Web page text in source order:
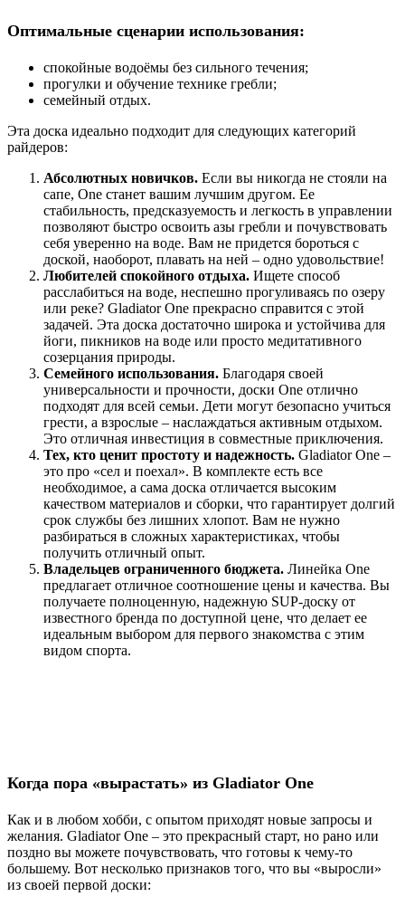
Оптимальные сценарии использования:
спокойные водоёмы без сильного течения;
прогулки и обучение технике гребли;
семейный отдых.
Эта доска идеально подходит для следующих категорий
райдеров:
Абсолютных новичков. Если вы никогда не стояли на
сапе, One станет вашим лучшим другом. Ее
стабильность, предсказуемость и легкость в управлении
позволяют быстро освоить азы гребли и почувствовать
себя уверенно на воде. Вам не придется бороться с
доской, наоборот, плавать на ней – одно удовольствие!
Любителей спокойного отдыха. Ищете способ
расслабиться на воде, неспешно прогуливаясь по озеру
или реке? Gladiator One прекрасно справится с этой
задачей. Эта доска достаточно широка и устойчива для
йоги, пикников на воде или просто медитативного
созерцания природы.
Семейного использования. Благодаря своей
универсальности и прочности, доски One отлично
подходят для всей семьи. Дети могут безопасно учиться
грести, а взрослые – наслаждаться активным отдыхом.
Это отличная инвестиция в совместные приключения.
Тех, кто ценит простоту и надежность. Gladiator One –
это про «сел и поехал». В комплекте есть все
необходимое, а сама доска отличается высоким
качеством материалов и сборки, что гарантирует долгий
срок службы без лишних хлопот. Вам не нужно
разбираться в сложных характеристиках, чтобы
получить отличный опыт.
Владельцев ограниченного бюджета. Линейка One
предлагает отличное соотношение цены и качества. Вы
получаете полноценную, надежную SUP-доску от
известного бренда по доступной цене, что делает ее
идеальным выбором для первого знакомства с этим
видом спорта.
Когда пора «вырастать» из Gladiator One
Как и в любом хобби, с опытом приходят новые запросы и
желания. Gladiator One – это прекрасный старт, но рано или
поздно вы можете почувствовать, что готовы к чему-то
большему. Вот несколько признаков того, что вы «выросли»
из своей первой доски: